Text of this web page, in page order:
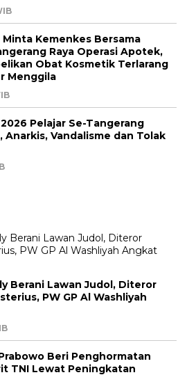
Kemenkes Bersama
Raya Operasi Apotek,
Obat Kosmetik Terlarang
Menggila
Pelajar Se-Tangerang
Anarkis, Vandalisme dan Tolak
Berani Lawan Judol, Diteror
PW GP Al Washliyah
Beri Penghormatan
TNI Lewat Peningkatan